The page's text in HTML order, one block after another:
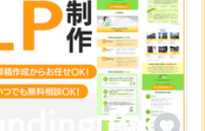
③Web～印刷物、ライティングまで
じデザインでもwebデザインは見
文章もデザインも作れるので、集
ザインが得意です！